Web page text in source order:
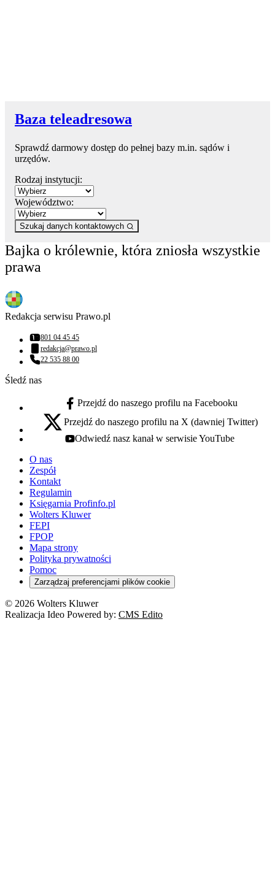
Baza teleadresowa
Sprawdź darmowy dostęp do pełnej bazy m.in. sądów i
urzędów.
Rodzaj instytucji:
Województwo:
Szukaj danych kontaktowych
Bajka o królewnie, która zniosła wszystkie
prawa
Redakcja serwisu Prawo.pl
Numer telefonu:
801 04 45 45
Adres email:
redakcja@prawo.pl
Numer telefonu:
22 535 88 00
Śledź nas
facebook - otwiera się w nowej karcie
Przejdź do naszego profilu na Facebooku
x - otwiera się w nowej karcie
Przejdź do naszego profilu na X (dawniej Twitter)
youtube - otwiera się w nowej karcie
Odwiedź nasz kanał w serwisie YouTube
O nas
Zespół
Kontakt
Regulamin
Księgarnia Profinfo.pl
Wolters Kluwer
FEPI
FPOP
Mapa strony
Polityka prywatności
Pomoc
Zarządzaj preferencjami plików cookie
© 2026 Wolters Kluwer
Realizacja Ideo Powered by: CMS Edito